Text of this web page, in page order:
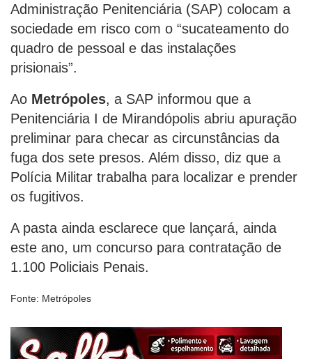
Administração Penitenciária (SAP) colocam a
sociedade em risco com o “sucateamento do
quadro de pessoal e das instalações
prisionais”.
Ao Metrópoles, a SAP informou que a
Penitenciária I de Mirandópolis abriu apuração
preliminar para checar as circunstâncias da
fuga dos sete presos. Além disso, diz que a
Polícia Militar trabalha para localizar e prender
os fugitivos.
A pasta ainda esclarece que lançará, ainda
este ano, um concurso para contratação de
1.100 Policiais Penais.
Fonte: Metrópoles